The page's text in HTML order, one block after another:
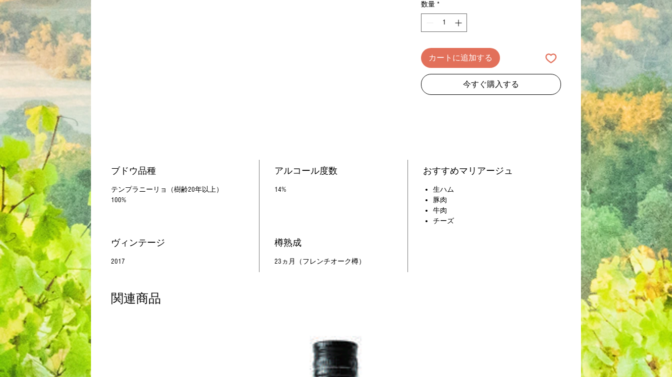
数量 *
カートに追加する
今すぐ購入する
ブドウ品種
テンプラニーリョ（樹齢20年以上）
100%
アルコール度数
14%
おすすめマリアージュ
生ハム
豚肉
牛肉
チーズ
ヴィンテージ
2017
樽熟成
23ヵ月（フレンチオーク樽）
関連商品